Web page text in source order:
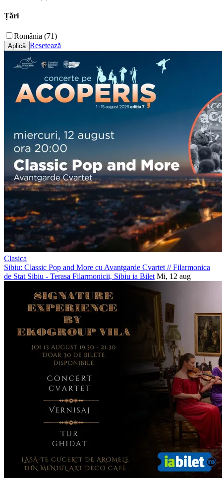
Țări
România (71)
Resetează
Clasica
Sibiu: Classic Pop and More cu Avantgarde Cvartet //Filarmonica
de Stat Sibiu - Terasa Filarmonicii, Sibiu ia Bilet Mi, 12 aug